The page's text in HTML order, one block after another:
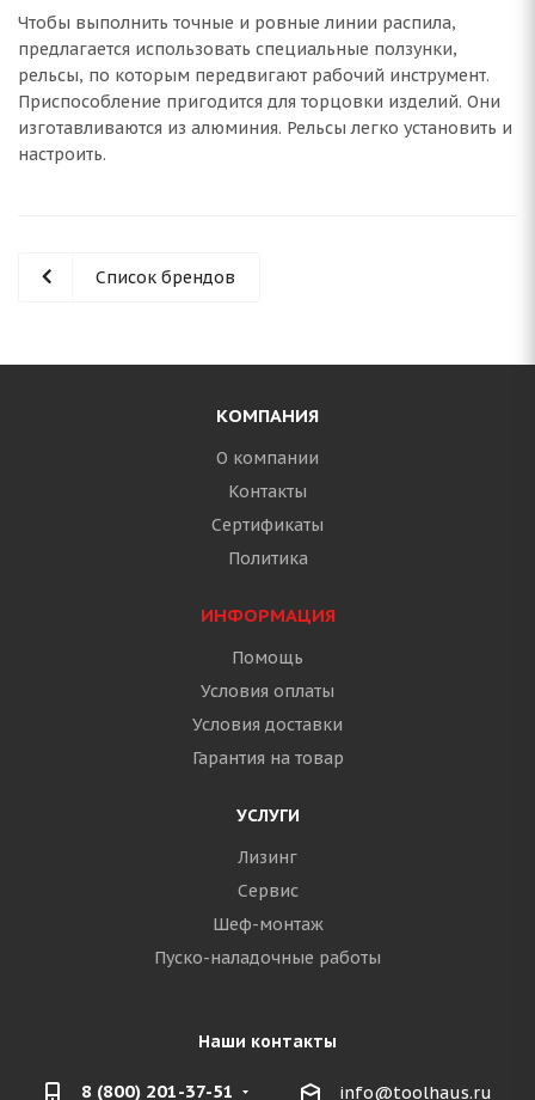
Чтобы выполнить точные и ровные линии распила,
предлагается использовать специальные ползунки,
рельсы, по которым передвигают рабочий инструмент.
Приспособление пригодится для торцовки изделий. Они
изготавливаются из алюминия. Рельсы легко установить и
настроить.
Список брендов
КОМПАНИЯ
О компании
Контакты
Сертификаты
Политика
ИНФОРМАЦИЯ
Помощь
Условия оплаты
Условия доставки
Гарантия на товар
УСЛУГИ
Лизинг
Сервис
Шеф-монтаж
Пуско-наладочные работы
Наши контакты
8 (800) 201-37-51 info@toolhaus.ru